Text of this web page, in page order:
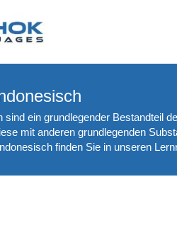
sind ein grundlegender Bestandteil
mit anderen grundlegenden
finden Sie in unseren